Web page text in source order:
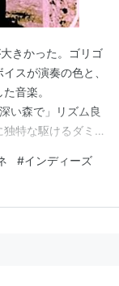
きかった。ゴリゴ
スが演奏の色と、
音楽。
い森で」リズム良
特な駆けるダミ声
が緩く絡ませる。
#インディーズ